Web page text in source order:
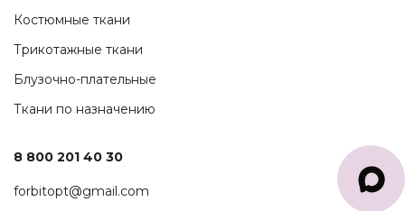
Костюмные ткани
Трикотажные ткани
Блузочно-плательные
Ткани по назначению
8 800 201 40 30
forbitopt@gmail.com